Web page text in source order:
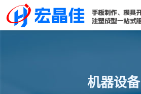
机器设备